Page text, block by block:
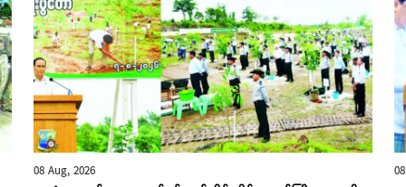
08 Aug, 2026